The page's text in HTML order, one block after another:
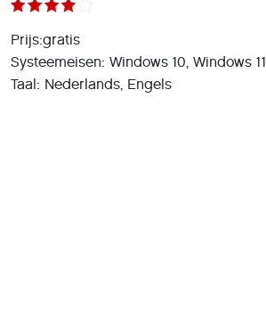
Prijs:gratis
Systeemeisen: Windows 10, Windows 11
Taal: Nederlands, Engels